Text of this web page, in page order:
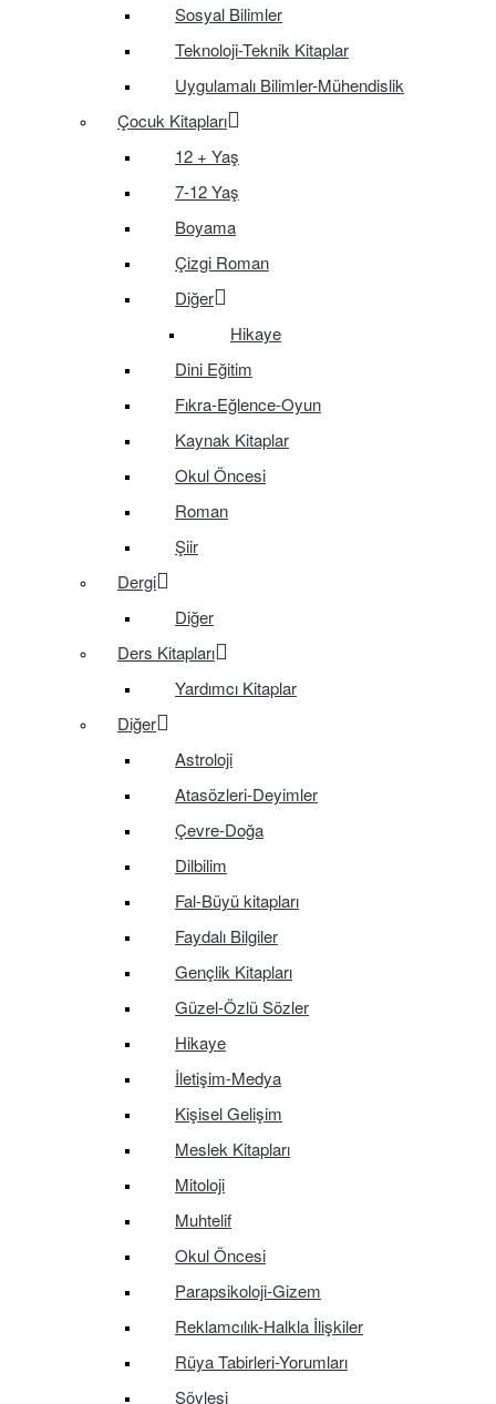
Sosyal Bilimler
Teknoloji-Teknik Kitaplar
Uygulamalı Bilimler-Mühendislik
Çocuk Kitapları
12 + Yaş
7-12 Yaş
Boyama
Çizgi Roman
Diğer
Hikaye
Dini Eğitim
Fıkra-Eğlence-Oyun
Kaynak Kitaplar
Okul Öncesi
Roman
Şiir
Dergi
Diğer
Ders Kitapları
Yardımcı Kitaplar
Diğer
Astroloji
Atasözleri-Deyimler
Çevre-Doğa
Dilbilim
Fal-Büyü kitapları
Faydalı Bilgiler
Gençlik Kitapları
Güzel-Özlü Sözler
Hikaye
İletişim-Medya
Kişisel Gelişim
Meslek Kitapları
Mitoloji
Muhtelif
Okul Öncesi
Parapsikoloji-Gizem
Reklamcılık-Halkla İlişkiler
Rüya Tabirleri-Yorumları
Söyleşi